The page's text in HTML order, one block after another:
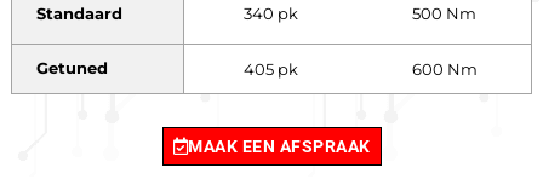
Standaard 340 pk 500 Nm
Getuned 405 pk 600 Nm
MAAK EEN AFSPRAAK